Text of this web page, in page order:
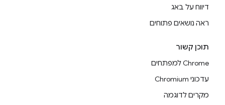
דיווח על באג
ראה נושאים פתוחים
תוכן קשור
Chrome למפתחים
עדכוני Chromium
מקרים לדוגמה